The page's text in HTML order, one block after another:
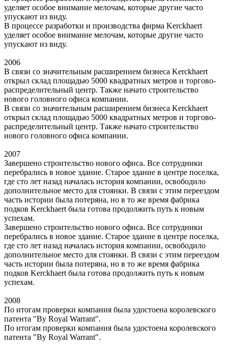
уделяет особое внимание мелочам, которые другие часто
упускают из виду.
В процессе разработки и производства фирма Kerckhaert
уделяет особое внимание мелочам, которые другие часто
упускают из виду.
2006
В связи со значительным расширением бизнеса Kerckhaert
открыл склад площадью 5000 квадратных метров и торгово-
распределительный центр. Также начато строительство
нового головного офиса компании.
В связи со значительным расширением бизнеса Kerckhaert
открыл склад площадью 5000 квадратных метров и торгово-
распределительный центр. Также начато строительство
нового головного офиса компании.
2007
Завершено строительство нового офиса. Все сотрудники
перебрались в новое здание. Старое здание в центре поселка,
где сто лет назад началась история компании, освободило
дополнительное место для стоянки. В связи с этим переездом
часть истории была потеряна, но в то же время фабрика
подков Kerckhaert была готова продолжить путь к новым
успехам.
Завершено строительство нового офиса. Все сотрудники
перебрались в новое здание. Старое здание в центре поселка,
где сто лет назад началась история компании, освободило
дополнительное место для стоянки. В связи с этим переездом
часть истории была потеряна, но в то же время фабрика
подков Kerckhaert была готова продолжить путь к новым
успехам.
2008
По итогам проверки компания была удостоена королевского
патента "By Royal Warrant".
По итогам проверки компания была удостоена королевского
патента "By Royal Warrant".